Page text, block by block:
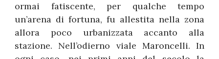
ormai fatiscente, per qualche tempo
un’arena di fortuna, fu allestita nella zona
allora poco urbanizzata accanto alla
stazione. Nell’odierno viale Maroncelli. In